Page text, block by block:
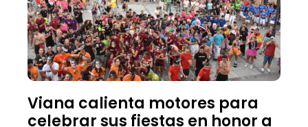
Viana calienta motores para
celebrar sus fiestas en honor a